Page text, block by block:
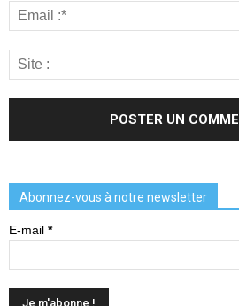
Abonnez-vous à notre newsletter
E-mail *